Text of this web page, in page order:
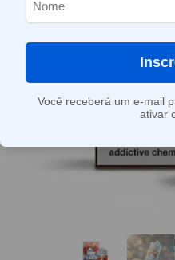
Você receberá um e-mail
ativar